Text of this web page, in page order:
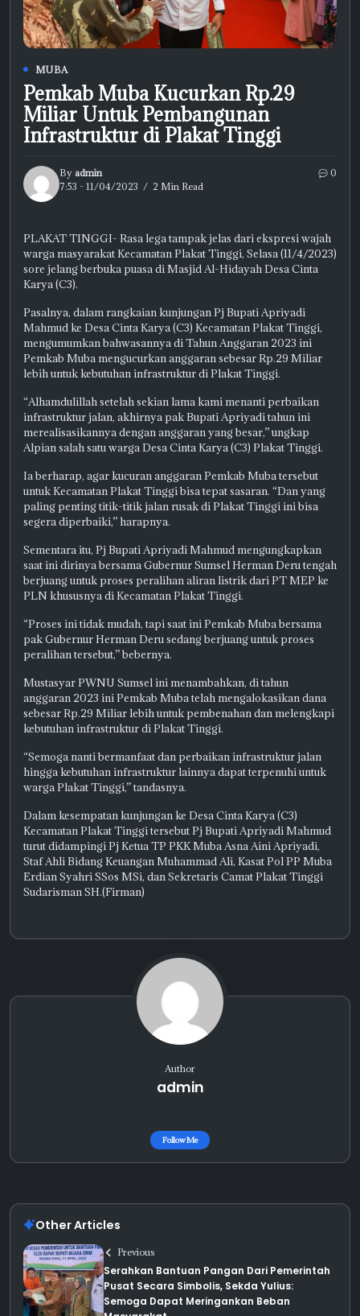
MUBA
Pemkab Muba Kucurkan Rp.29
Miliar Untuk Pembangunan
Infrastruktur di Plakat Tinggi
By admin
7:53 - 11/04/2023
2 Min Read
0
PLAKAT TINGGI- Rasa lega tampak jelas dari ekspresi wajah
warga masyarakat Kecamatan Plakat Tinggi, Selasa (11/4/2023)
sore jelang berbuka puasa di Masjid Al-Hidayah Desa Cinta
Karya (C3).
Pasalnya, dalam rangkaian kunjungan Pj Bupati Apriyadi
Mahmud ke Desa Cinta Karya (C3) Kecamatan Plakat Tinggi,
mengumumkan bahwasannya di Tahun Anggaran 2023 ini
Pemkab Muba mengucurkan anggaran sebesar Rp.29 Miliar
lebih untuk kebutuhan infrastruktur di Plakat Tinggi.
“Alhamdulillah setelah sekian lama kami menanti perbaikan
infrastruktur jalan, akhirnya pak Bupati Apriyadi tahun ini
merealisasikannya dengan anggaran yang besar,” ungkap
Alpian salah satu warga Desa Cinta Karya (C3) Plakat Tinggi.
Ia berharap, agar kucuran anggaran Pemkab Muba tersebut
untuk Kecamatan Plakat Tinggi bisa tepat sasaran. “Dan yang
paling penting titik-titik jalan rusak di Plakat Tinggi ini bisa
segera diperbaiki,” harapnya.
Sementara itu, Pj Bupati Apriyadi Mahmud mengungkapkan
saat ini dirinya bersama Gubernur Sumsel Herman Deru tengah
berjuang untuk proses peralihan aliran listrik dari PT MEP ke
PLN khususnya di Kecamatan Plakat Tinggi.
“Proses ini tidak mudah, tapi saat ini Pemkab Muba bersama
pak Gubernur Herman Deru sedang berjuang untuk proses
peralihan tersebut,” bebernya.
Mustasyar PWNU Sumsel ini menambahkan, di tahun
anggaran 2023 ini Pemkab Muba telah mengalokasikan dana
sebesar Rp.29 Miliar lebih untuk pembenahan dan melengkapi
kebutuhan infrastruktur di Plakat Tinggi.
“Semoga nanti bermanfaat dan perbaikan infrastruktur jalan
hingga kebutuhan infrastruktur lainnya dapat terpenuhi untuk
warga Plakat Tinggi,” tandasnya.
Dalam kesempatan kunjungan ke Desa Cinta Karya (C3)
Kecamatan Plakat Tinggi tersebut Pj Bupati Apriyadi Mahmud
turut didampingi Pj Ketua TP PKK Muba Asna Aini Apriyadi,
Staf Ahli Bidang Keuangan Muhammad Ali, Kasat Pol PP Muba
Erdian Syahri SSos MSi, dan Sekretaris Camat Plakat Tinggi
Sudarisman SH.(Firman)
Author
admin
Follow Me
Other Articles
Previous
Serahkan Bantuan Pangan Dari Pemerintah
Pusat Secara Simbolis, Sekda Yulius:
Semoga Dapat Meringankan Beban